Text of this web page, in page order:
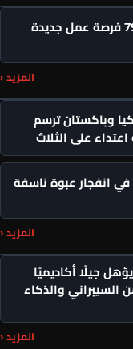
«مرتبات تصل لـ20 ألف جنيه.. 795 فرصة عمل جديدة
المزيد ‹
وباكستان ترسم
على الثلاث
وإصابة 13 آخرين في انفجار عبوة ناسفة
المزيد ‹
جيلًا أكاديميًا
السيبراني والذكاء
المزيد ‹